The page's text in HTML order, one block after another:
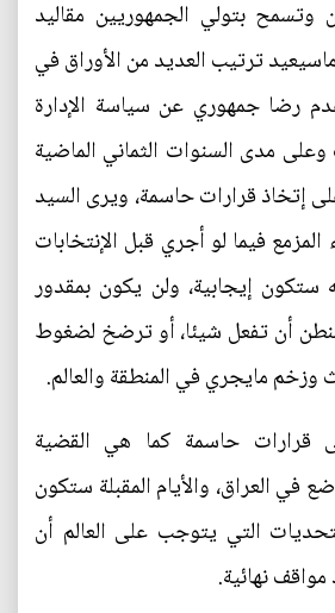
وتسمح بتولي الجمهوريين مقاليد
ترتيب العديد من الأوراق في
رضا جمهوري عن سياسة الإدارة
وعلى مدى السنوات الثماني الماضية
إتخاذ قرارات حاسمة، ويرى السيد
المزمع فيما لو أجري قبل الإنتخابات
ستكون إيجابية، ولن يكون بمقدور
أن تفعل شيئا، أو ترضخ لضغوط
مايجري في المنطقة والعالم.
قرارات حاسمة كما هي القضية
في العراق، والأيام المقبلة ستكون
التي يتوجب على العالم أن
نهائية.